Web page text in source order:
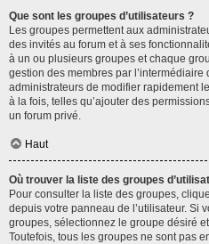
Que sont les groupes d’utilisateurs ?
Les groupes permettent aux
des invités au forum et à ses
à un ou plusieurs groupes et chaque
gestion des membres par l’intermédiaire
administrateurs de modifier rapidement
à la fois, telles qu’ajouter des
un forum privé.
Haut
Où trouver la liste des groupes
Pour consulter la liste des groupes,
depuis votre panneau de l’utilisateur. Si
groupes, sélectionnez le groupe désiré
Toutefois, tous les groupes ne sont pas